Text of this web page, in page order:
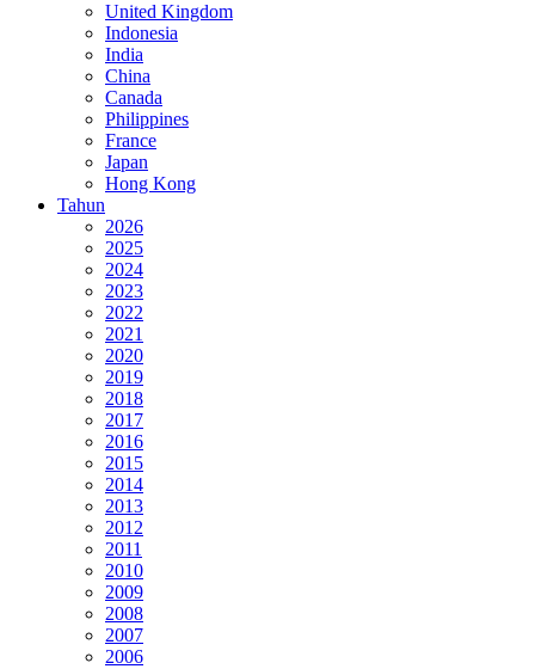
United Kingdom
Indonesia
India
China
Canada
Philippines
France
Japan
Hong Kong
Tahun
2026
2025
2024
2023
2022
2021
2020
2019
2018
2017
2016
2015
2014
2013
2012
2011
2010
2009
2008
2007
2006